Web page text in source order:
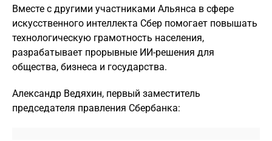
Вместе с другими участниками Альянса в сфере
искусственного интеллекта Сбер помогает повышать
технологическую грамотность населения,
разрабатывает прорывные ИИ-решения для
общества, бизнеса и государства.
Александр Ведяхин, первый заместитель
председателя правления Сбербанка: